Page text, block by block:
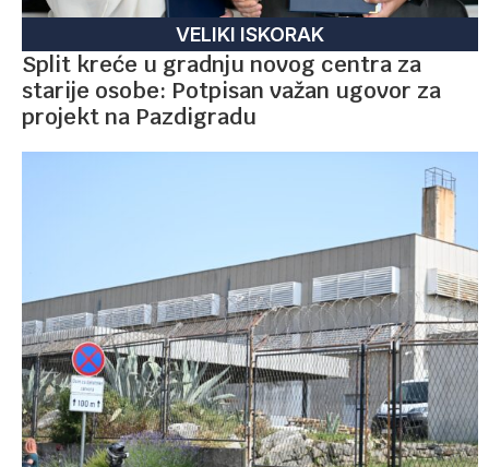
VELIKI ISKORAK
Split kreće u gradnju novog centra za
starije osobe: Potpisan važan ugovor za
projekt na Pazdigradu